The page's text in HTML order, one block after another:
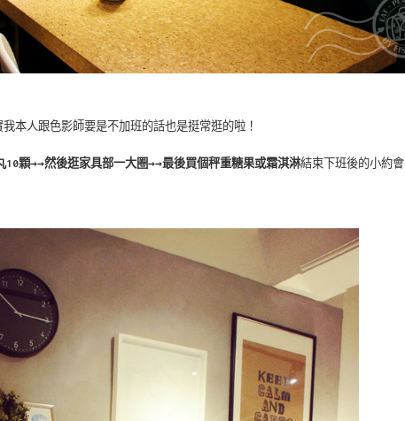
我本人跟色影師要是不加班的話也是挺常逛的啦！
10顆→→然後逛家具部一大圈→→最後買個秤重糖果或霜淇淋結束下班後的小約會